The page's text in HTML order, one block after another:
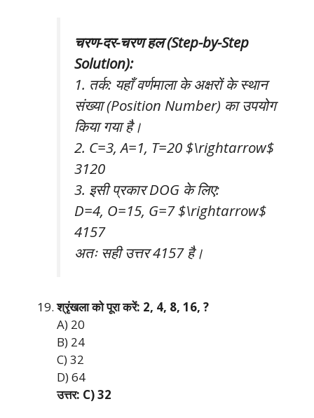
चरण-दर-चरण हल (Step-by-Step
Solution):
1. तर्क: यहाँ वर्णमाला के अक्षरों के स्थान
संख्या (Position Number) का उपयोग
किया गया है।
2. C=3, A=1, T=20 $\rightarrow$
3120
3. इसी प्रकार DOG के लिए:
D=4, O=15, G=7 $\rightarrow$
4157
अतः सही उत्तर 4157 है।
श्रृंखला को पूरा करें: 2, 4, 8, 16, ?
A) 20
B) 24
C) 32
D) 64
उत्तर: C) 32